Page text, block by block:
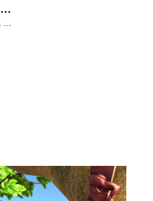
Maria îi cere lui Cristi să o ajute la instalarea decorului cu Nașterea Mântuitorului.
Maria îi cere lui Cristi să o ajute la instalarea decorului cu Nașterea Mântuitorului.